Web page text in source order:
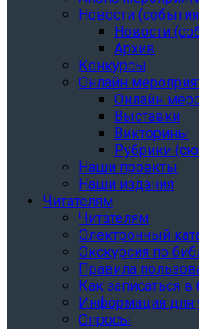
Новости
Новости
Архив
Конкурсы
Онлайн
Онлайн
Выставки
Викторины
Рубрики
Наши проекты
Наши издания
Читателям
Читателям
Электронный
Экскурсия по
Правила
Как записаться в
Информация для
Опросы